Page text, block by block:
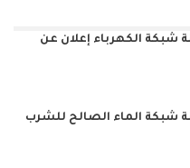
شبكة الكهرباء إعلان عن
شبكة الماء الصالح للشرب